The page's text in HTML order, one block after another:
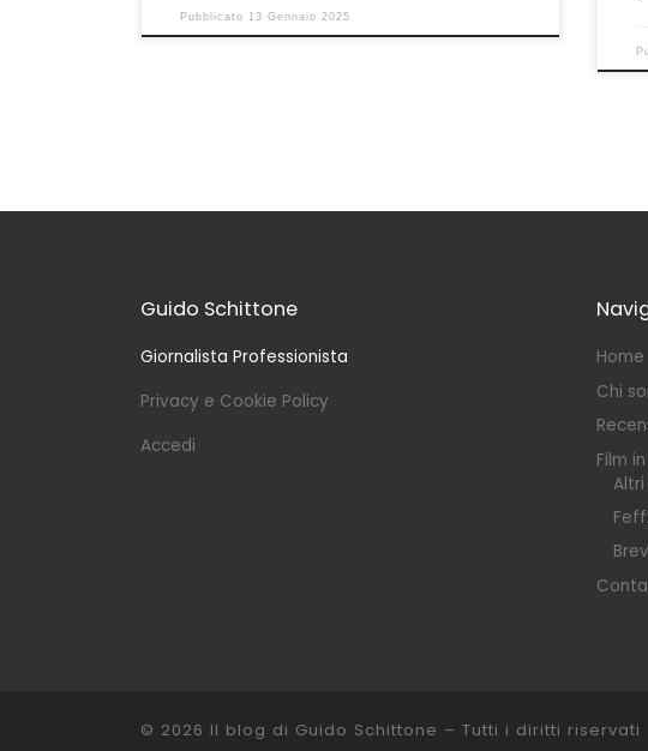
Pubblicato 13 Gennaio 2025
Guido Schittone
Giornalista Professionista
Privacy e Cookie Policy
Accedi
Home
Chi
Film
© 2026 Il blog di Guido Schittone – Tutti i diritti riservati